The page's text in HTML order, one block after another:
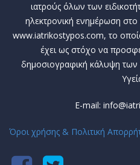
ιατρούς όλων των
ηλεκτρονική ενημέρωση
www.iatrikostypos.com, το
έχει ως στόχο να
δημοσιογραφική κάλυψη
E-mail:
Όροι χρήσης & Πολιτική